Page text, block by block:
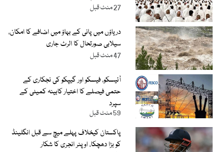
27 منٹ قبل
دریاؤں میں پانی کے بہاؤ میں اضافے کا امکان،
سیلابی صورتحال کا الرٹ جاری
47 منٹ قبل
آئیسکو، فیسکو اور گیپکو کی نجکاری کے
حتمی فیصلے کا اختیار کابینہ کمیٹی کے
سپرد
59 منٹ قبل
پاکستان کیخلاف پہلے میچ سے قبل انگلینڈ
کو بڑا دھچکا، اوپنر انجری کا شکار